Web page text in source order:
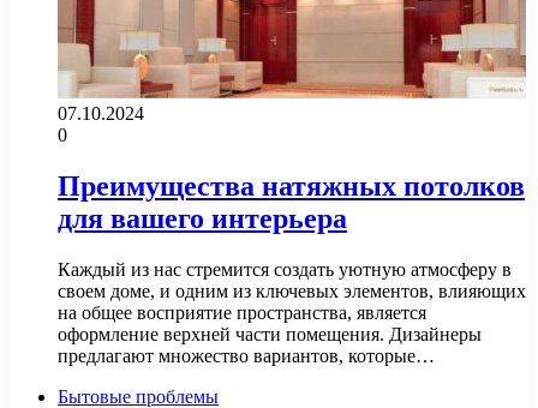
07.10.2024
0
Преимущества натяжных потолков
для вашего интерьера
Каждый из нас стремится создать уютную атмосферу в
своем доме, и одним из ключевых элементов, влияющих
на общее восприятие пространства, является
оформление верхней части помещения. Дизайнеры
предлагают множество вариантов, которые…
Бытовые проблемы